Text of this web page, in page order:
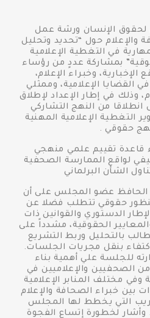
الإنسان ورشة عمل
حول “تحديد وتحليل
في التغطية الإعلامية
بمشاركة عددٍ من رؤساء
وخبراء الإعلام،
القضايا الإعلامية، وممثلي
وذلك في إطار الإعداد لإطلاق
من النهج التشاركي
الإعلامية المهنية
حقوقي .
قاعدة تقييم علمي منهجي
لواقع الممارسة الصحفية
الشأن البرلماني
الحافظ عضو المجلس على أن
حقوقي تتطلب فضلا عن
الدستوري والقوانين ذات
الحقوقية، مشدداً على
بالتحليل وربط التشريع
بنقل مجريات الجلسات.
للجلسة علي أهمية بناء
من الصحفيين والإعلاميين في
وفي مختلف المنابر الإعلامية
بين خبراء الصحافة والإعلام
التي يخطط لها المجلس
وأشار لخطورة إتساع الفجوة